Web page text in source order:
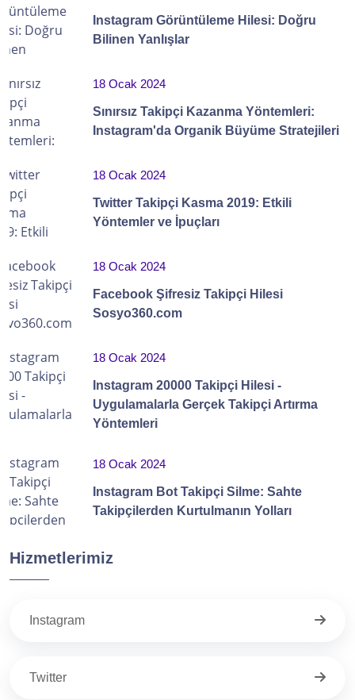
Instagram Görüntüleme Hilesi: Doğru
Bilinen Yanlışlar
18 Ocak 2024
Sınırsız Takipçi Kazanma Yöntemleri:
Instagram'da Organik Büyüme Stratejileri
18 Ocak 2024
Twitter Takipçi Kasma 2019: Etkili
Yöntemler ve İpuçları
18 Ocak 2024
Facebook Şifresiz Takipçi Hilesi
Sosyo360.com
18 Ocak 2024
Instagram 20000 Takipçi Hilesi -
Uygulamalarla Gerçek Takipçi Artırma
Yöntemleri
18 Ocak 2024
Instagram Bot Takipçi Silme: Sahte
Takipçilerden Kurtulmanın Yolları
Hizmetlerimiz
Instagram
Twitter